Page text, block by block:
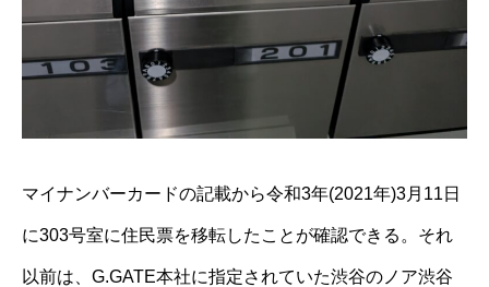
マイナンバーカードの記載から令和3年(2021年)3月11日
に303号室に住民票を移転したことが確認できる。それ
以前は、G.GATE本社に指定されていた渋谷のノア渋谷